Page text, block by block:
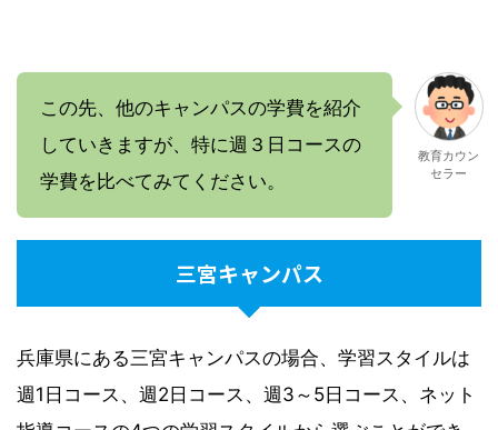
この先、他のキャンパスの学費を紹介
していきますが、特に週３日コースの
学費を比べてみてください。
教育カウン
セラー
三宮キャンパス
兵庫県にある三宮キャンパスの場合、学習スタイルは
週1日コース、週2日コース、週3～5日コース、ネット